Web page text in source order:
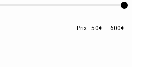
Prix
Prix
Prix :50€ —600€